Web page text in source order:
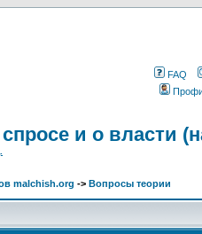
FAQ
и о власти
malchish.org -> Вопросы теории